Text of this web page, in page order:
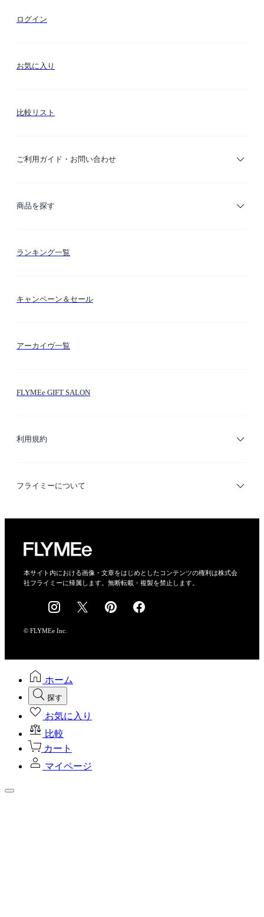
ログイン
お気に入り
比較リスト
ご利用ガイド・お問い合わせ
ご利用ガイド
商品を探す
カテゴリー検索
ランキング一覧
キャンペーン＆セール
アーカイヴ一覧
FLYMEe GIFT SALON
利用規約
利用規約
フライミーについて
会社概要
採用情報
本サイト内における画像・文章をはじめとしたコンテンツの権利は株式会
社フライミーに帰属します。無断転載・複製を禁止します。
© FLYMEe Inc.
ホーム
探す
お気に入り
比較
カート
マイページ